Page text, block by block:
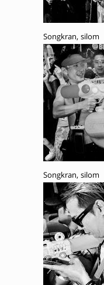
Songkran, silom
Songkran, silom